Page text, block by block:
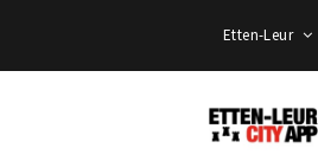
Etten-Leur
Etten-
Leur